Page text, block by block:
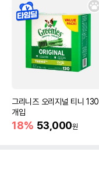
그리니즈 오리지널 티니 130
개입
18% 53,000원